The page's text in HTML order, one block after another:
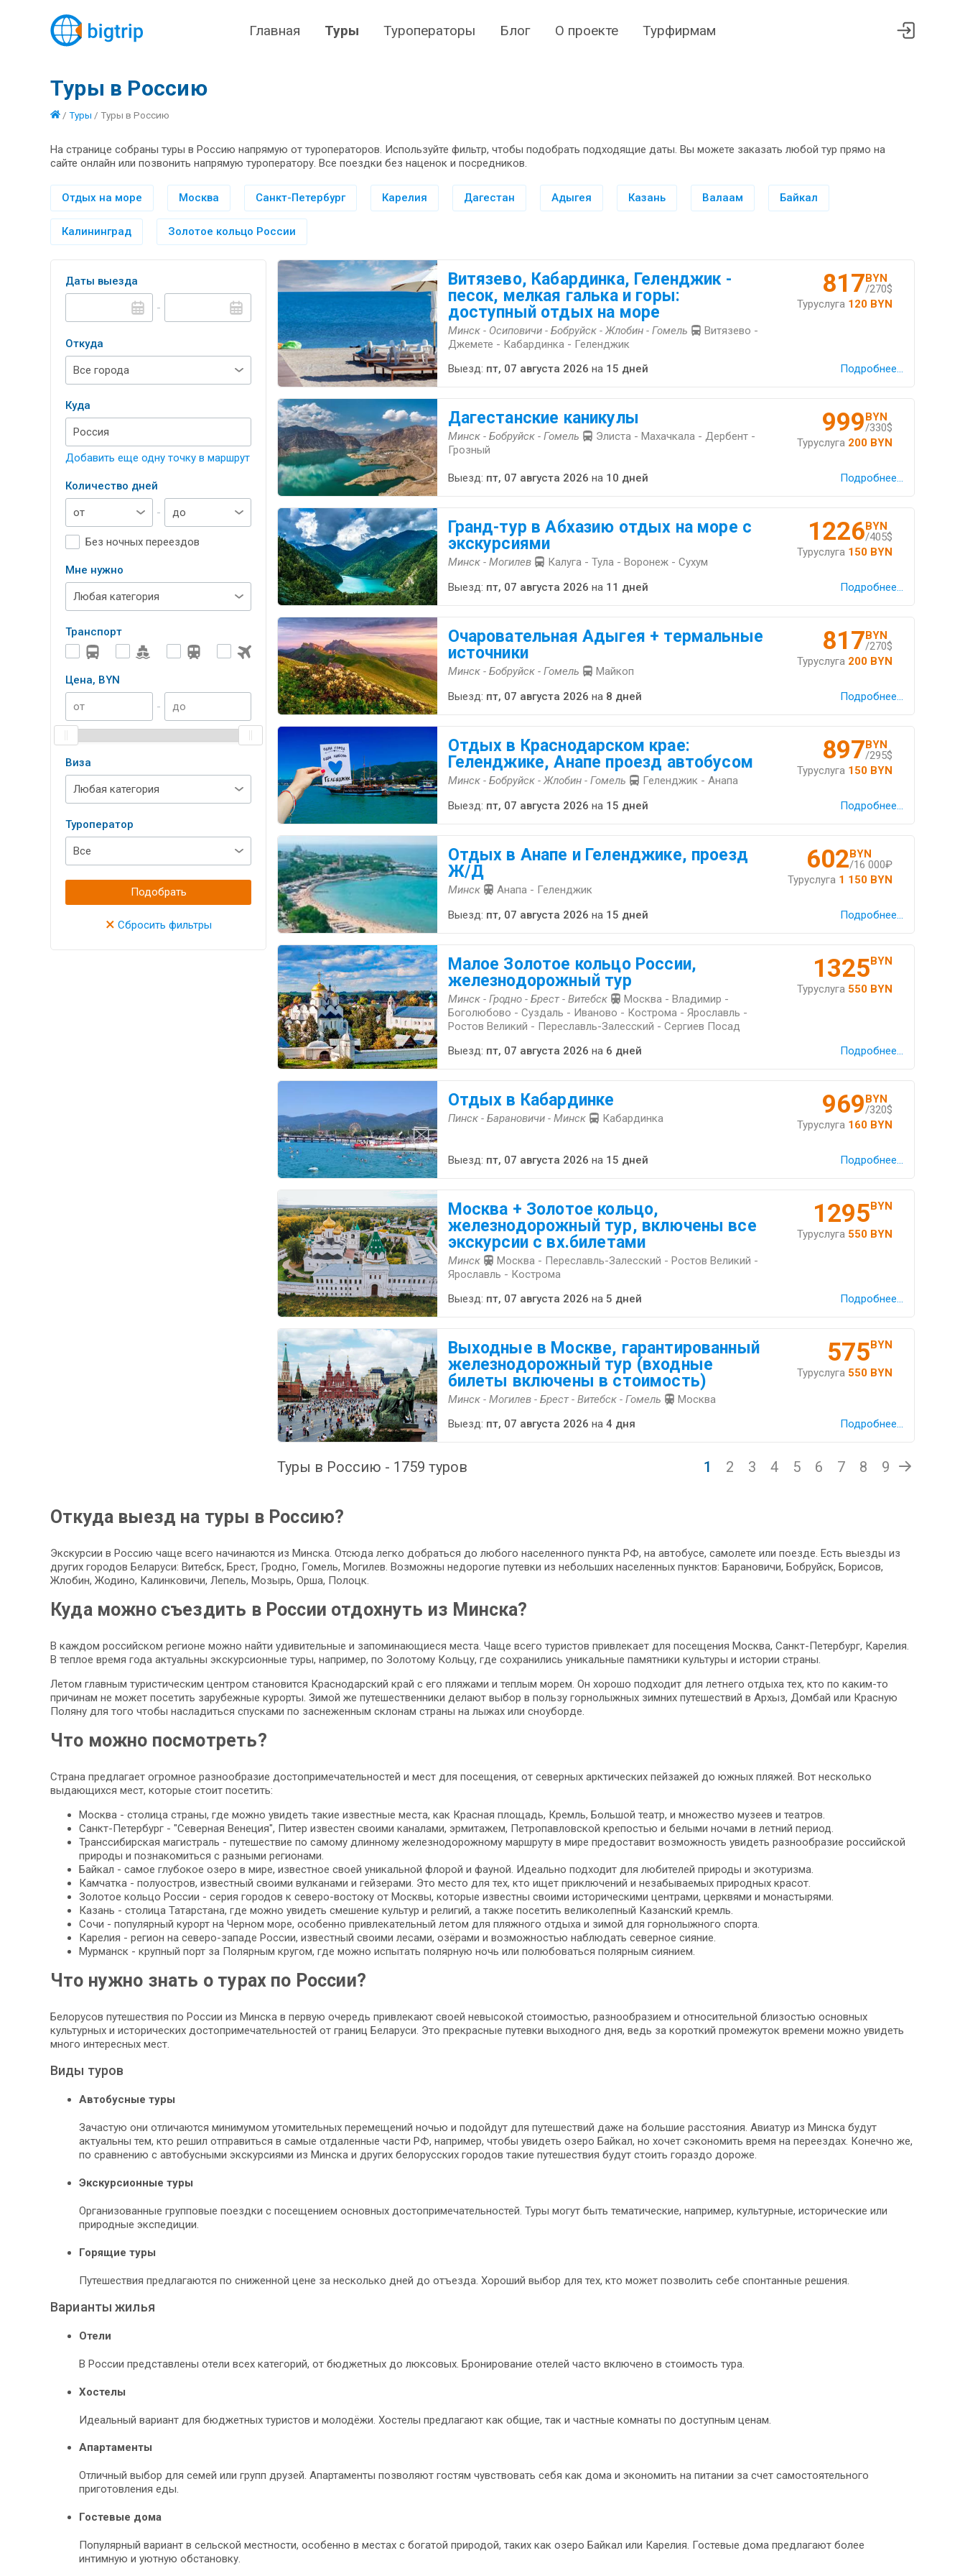
Главная Туры Туроператоры Блог О проекте Турфирмам
Туры в Россию
/ Туры / Туры в Россию
На странице собраны туры в Россию напрямую от туроператоров. Используйте фильтр, чтобы подобрать подходящие даты. Вы можете заказать любой тур прямо на
сайте онлайн или позвонить напрямую туроператору. Все поездки без наценок и посредников.
Отдых на море Москва Санкт-Петербург Карелия Дагестан Адыгея Казань Валаам Байкал
Калининград Золотое кольцо России
Даты выезда
-
Откуда
Куда
Добавить еще одну точку в маршрут
Количество дней
-
Без ночных переездов
Мне нужно
Транспорт
Цена, BYN
-
Виза
Туроператор
Подобрать
× Сбросить фильтры
Витязево, Кабардинка, Геленджик -
песок, мелкая галька и горы:
доступный отдых на море
Минск - Осиповичи - Бобруйск - Жлобин - Гомель
Витязево -
Джемете - Кабардинка - Геленджик
817BYN
/270$
Туруслуга 120 BYN
Выезд: пт, 07 августа 2026 на 15 дней Подробнее...
Дагестанские каникулы
Минск - Бобруйск - Гомель
Элиста - Махачкала - Дербент -
Грозный
999BYN
/330$
Туруслуга 200 BYN
Выезд: пт, 07 августа 2026 на 10 дней Подробнее...
Гранд-тур в Абхазию отдых на море с
экскурсиями
Минск - Могилев Калуга - Тула - Воронеж - Сухум
1226BYN
/405$
Туруслуга 150 BYN
Выезд: пт, 07 августа 2026 на 11 дней Подробнее...
Очаровательная Адыгея + термальные
источники
Минск - Бобруйск - Гомель Майкоп
817BYN
/270$
Туруслуга 200 BYN
Выезд: пт, 07 августа 2026 на 8 дней Подробнее...
Отдых в Краснодарском крае:
Геленджике, Анапе проезд автобусом
Минск - Бобруйск - Жлобин - Гомель Геленджик - Анапа
897BYN
/295$
Туруслуга 150 BYN
Выезд: пт, 07 августа 2026 на 15 дней Подробнее...
Отдых в Анапе и Геленджике, проезд
Ж/Д
Минск Анапа - Геленджик
602BYN
/16 000₽
Туруслуга 1 150 BYN
Выезд: пт, 07 августа 2026 на 15 дней Подробнее...
Малое Золотое кольцо России,
железнодорожный тур
Минск - Гродно - Брест - Витебск
Москва - Владимир -
Боголюбово - Суздаль - Иваново - Кострома - Ярославль -
Ростов Великий - Переславль-Залесский - Сергиев Посад
1325BYN
Туруслуга 550 BYN
Выезд: пт, 07 августа 2026 на 6 дней Подробнее...
Отдых в Кабардинке
Пинск - Барановичи - Минск Кабардинка 969BYN
/320$
Туруслуга 160 BYN
Выезд: пт, 07 августа 2026 на 15 дней Подробнее...
Москва + Золотое кольцо,
железнодорожный тур, включены все
экскурсии с вх.билетами
Минск
Москва - Переславль-Залесский - Ростов Великий -
Ярославль - Кострома
1295BYN
Туруслуга 550 BYN
Выезд: пт, 07 августа 2026 на 5 дней Подробнее...
Выходные в Москве, гарантированный
железнодорожный тур (входные
билеты включены в стоимость)
Минск - Могилев - Брест - Витебск - Гомель Москва
575BYN
Туруслуга 550 BYN
Выезд: пт, 07 августа 2026 на 4 дня Подробнее...
Туры в Россию - 1759 туров 1 2 3 4 5 6 7 8 9
Откуда выезд на туры в Россию?
Экскурсии в Россию чаще всего начинаются из Минска. Отсюда легко добраться до любого населенного пункта РФ, на автобусе, самолете или поезде. Есть выезды из
других городов Беларуси: Витебск, Брест, Гродно, Гомель, Могилев. Возможны недорогие путевки из небольших населенных пунктов: Барановичи, Бобруйск, Борисов,
Жлобин, Жодино, Калинковичи, Лепель, Мозырь, Орша, Полоцк.
Куда можно съездить в России отдохнуть из Минска?
В каждом российском регионе можно найти удивительные и запоминающиеся места. Чаще всего туристов привлекает для посещения Москва, Санкт-Петербург, Карелия.
В теплое время года актуальны экскурсионные туры, например, по Золотому Кольцу, где сохранились уникальные памятники культуры и истории страны.
Летом главным туристическим центром становится Краснодарский край с его пляжами и теплым морем. Он хорошо подходит для летнего отдыха тех, кто по каким-то
причинам не может посетить зарубежные курорты. Зимой же путешественники делают выбор в пользу горнолыжных зимних путешествий в Архыз, Домбай или Красную
Поляну для того чтобы насладиться спусками по заснеженным склонам страны на лыжах или сноуборде.
Что можно посмотреть?
Страна предлагает огромное разнообразие достопримечательностей и мест для посещения, от северных арктических пейзажей до южных пляжей. Вот несколько
выдающихся мест, которые стоит посетить:
Москва - столица страны, где можно увидеть такие известные места, как Красная площадь, Кремль, Большой театр, и множество музеев и театров.
Санкт-Петербург - "Северная Венеция", Питер известен своими каналами, эрмитажем, Петропавловской крепостью и белыми ночами в летний период.
Транссибирская магистраль - путешествие по самому длинному железнодорожному маршруту в мире предоставит возможность увидеть разнообразие российской
природы и познакомиться с разными регионами.
Байкал - самое глубокое озеро в мире, известное своей уникальной флорой и фауной. Идеально подходит для любителей природы и экотуризма.
Камчатка - полуостров, известный своими вулканами и гейзерами. Это место для тех, кто ищет приключений и незабываемых природных красот.
Золотое кольцо России - серия городов к северо-востоку от Москвы, которые известны своими историческими центрами, церквями и монастырями.
Казань - столица Татарстана, где можно увидеть смешение культур и религий, а также посетить великолепный Казанский кремль.
Сочи - популярный курорт на Черном море, особенно привлекательный летом для пляжного отдыха и зимой для горнолыжного спорта.
Карелия - регион на северо-западе России, известный своими лесами, озёрами и возможностью наблюдать северное сияние.
Мурманск - крупный порт за Полярным кругом, где можно испытать полярную ночь или полюбоваться полярным сиянием.
Что нужно знать о турах по России?
Белорусов путешествия по России из Минска в первую очередь привлекают своей невысокой стоимостью, разнообразием и относительной близостью основных
культурных и исторических достопримечательностей от границ Беларуси. Это прекрасные путевки выходного дня, ведь за короткий промежуток времени можно увидеть
много интересных мест.
Виды туров
Автобусные туры
Зачастую они отличаются минимумом утомительных перемещений ночью и подойдут для путешествий даже на большие расстояния. Авиатур из Минска будут
актуальны тем, кто решил отправиться в самые отдаленные части РФ, например, чтобы увидеть озеро Байкал, но хочет сэкономить время на переездах. Конечно же,
по сравнению с автобусными экскурсиями из Минска и других белорусских городов такие путешествия будут стоить гораздо дороже.
Экскурсионные туры
Организованные групповые поездки с посещением основных достопримечательностей. Туры могут быть тематические, например, культурные, исторические или
природные экспедиции.
Горящие туры
Путешествия предлагаются по сниженной цене за несколько дней до отъезда. Хороший выбор для тех, кто может позволить себе спонтанные решения.
Варианты жилья
Отели
В России представлены отели всех категорий, от бюджетных до люксовых. Бронирование отелей часто включено в стоимость тура.
Хостелы
Идеальный вариант для бюджетных туристов и молодёжи. Хостелы предлагают как общие, так и частные комнаты по доступным ценам.
Апартаменты
Отличный выбор для семей или групп друзей. Апартаменты позволяют гостям чувствовать себя как дома и экономить на питании за счет самостоятельного
приготовления еды.
Гостевые дома
Популярный вариант в сельской местности, особенно в местах с богатой природой, таких как озеро Байкал или Карелия. Гостевые дома предлагают более
интимную и уютную обстановку.